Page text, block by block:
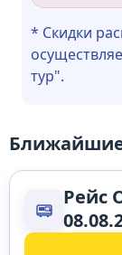
* Скидки
тур".
Рейс